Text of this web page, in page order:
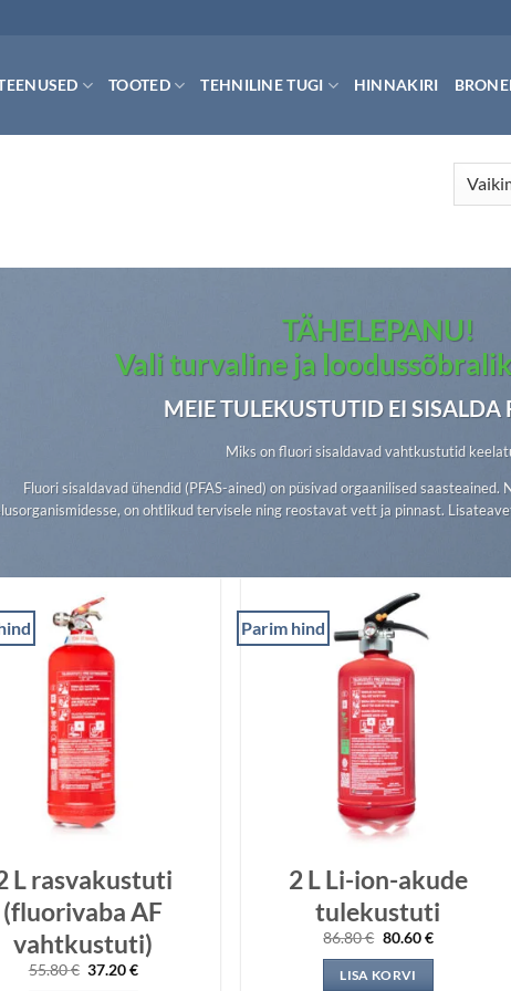
TOOTED TEHNILINE TUGI HINNAKIRI
TÄHELEPANU!
Vali turvaline ja
MEIE TULEKUSTUTID EI SISALDA
Miks on fluori sisaldavad vahtkustutid
Fluori sisaldavad ühendid (PFAS-ained) on püsivad orgaanilised saasteained.
on ohtlikud tervisele ning reostavat vett ja pinnast.
L rasvakustuti
(fluorivaba AF
vahtkustuti)
55.80€ Algne
37.20€Praegune
Parim hind
2 L Li-ion-akude
tulekustuti
86.80€ Algne
oli:
86.80 €.
80.60€Praegune
LISA KORVI